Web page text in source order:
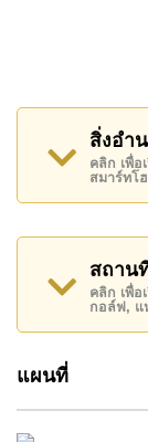
อสังหาริมทรั
Chockchai
มีไม้กั้น, สนาม
สถานที่สำคัญ
บิ๊กซีพัทยาใต้,
พัทยา, อันเดอ
เก่า ไร่ ริมน้ำ
รพ.กรุงเทพจอ
อสังหาริมทรัพ
บาทต่อเดือน
โปรดทราบว่าร
สิ่งอำ
คลิก เพื่อ
สมาร์ทโ
สถาน
คลิก เพื่อ
กอล์ฟ, แ
แผนที่